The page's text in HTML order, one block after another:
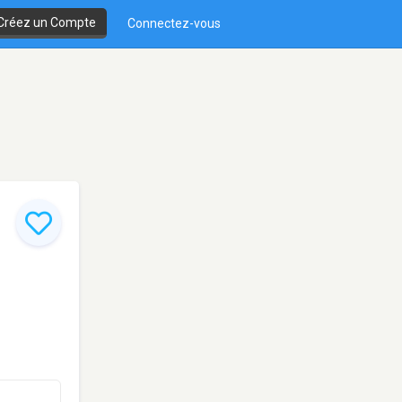
un Compte Connectez-vous